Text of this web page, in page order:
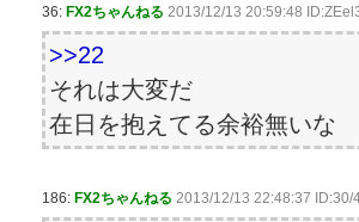
36: FX2ちゃんねる 2013/12/13 20:59:48
>>22
それは大変だ
在日を抱えてる余裕無いな
186: FX2ちゃんねる 2013/12/13 22:48:37 ID:30/